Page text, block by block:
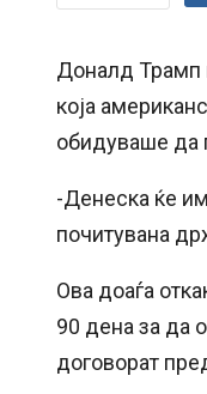
Доналд Трамп
која
обидуваше да
-Денеска ќе
почитувана
Ова доаѓа
90 дена за да
договорат